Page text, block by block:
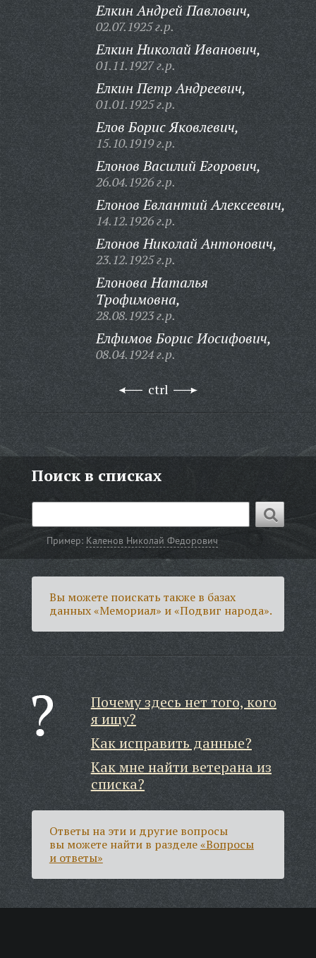
Елкин Андрей Павлович,
02.07.1925 г.р.
Елкин Николай Иванович,
01.11.1927 г.р.
Елкин Петр Андреевич,
01.01.1925 г.р.
Елов Борис Яковлевич,
15.10.1919 г.р.
Елонов Василий Егорович,
26.04.1926 г.р.
Елонов Евлантий Алексеевич,
14.12.1926 г.р.
Елонов Николай Антонович,
23.12.1925 г.р.
Елонова Наталья
Трофимовна,
28.08.1923 г.р.
Елфимов Борис Иосифович,
08.04.1924 г.р.
ctrl
Поиск в списках
Пример: Каленов Николай Федорович
Вы можете поискать также в базах
данных «Мемориал» и «Подвиг народа».
Почему здесь нет того, кого
я ищу?
Как исправить данные?
Как мне найти ветерана из
списка?
Ответы на эти и другие вопросы
вы можете найти в разделе«Вопросы
и ответы»